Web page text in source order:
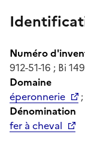
Numéro
912-51-16 ; Bi
Domaine
éperonnerie
;
Dénomination
fer à cheval